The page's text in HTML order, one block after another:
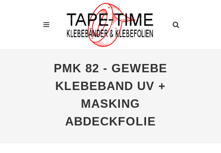
PMK 82 - GEWEBE
KLEBEBAND UV +
MASKING
ABDECKFOLIE